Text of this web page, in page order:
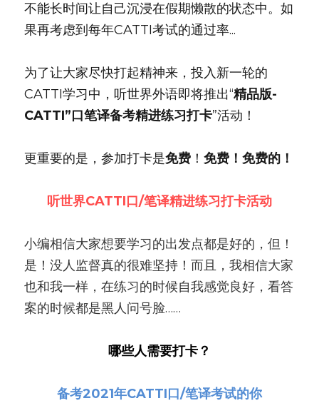
不能长时间让自己沉浸在假期懒散的状态中。如
果再考虑到每年CATTI考试的通过率...
为了让大家尽快打起精神来，投入新一轮的
CATTI学习中，听世界外语即将推出“精品版-
CATTI”口笔译备考精进练习打卡”活动！
更重要的是，参加打卡是免费 ！ 免费！免费的！
听世界CATTI口/笔译精进练习打卡活动
小编相信大家想要学习的出发点都是好的，但！
是！没人监督真的很难坚持！而且，我相信大家
也和我一样，在练习的时候自我感觉良好，看答
案的时候都是黑人问号脸……
哪些人需要打卡？
备考2021年CATTI口/笔译考试的你